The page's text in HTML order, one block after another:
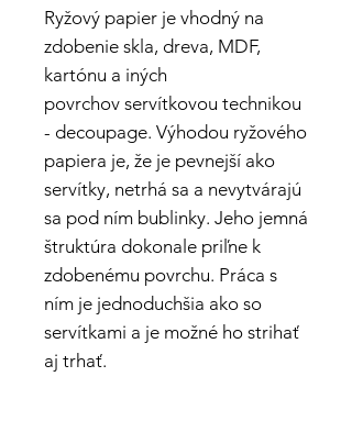
Ryžový papier je vhodný na
zdobenie skla, dreva, MDF,
kartónu a iných
povrchov servítkovou technikou
- decoupage. Výhodou ryžového
papiera je, že je pevnejší ako
servítky, netrhá sa a nevytvárajú
sa pod ním bublinky. Jeho jemná
štruktúra dokonale priľne k
zdobenému povrchu. Práca s
ním je jednoduchšia ako so
servítkami a je možné ho strihať
aj trhať.